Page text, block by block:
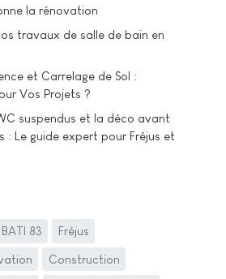
la rénovation
travaux de salle de bain en
et Carrelage de Sol :
Vos Projets ?
suspendus et la déco avant
: Le guide expert pour Fréjus et
83 Fréjus
Construction